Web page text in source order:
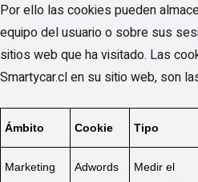
Por ello las cookies pueden
equipo del usuario o sobre sus
sitios web que ha visitado. Las
Smartycar.cl en su sitio web, son
Ámbito Cookie Tipo
Marketing Adwords
Medir el